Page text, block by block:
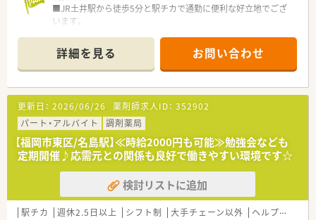
■JR土井駅から徒歩5分と駅チカで通勤に便利な好立地でござ
います。
います。
■薬剤師3名、医療事務1名体制で、協力しながら業務を行ってい
ます。
【募集背景と求める人物像について】
■今後の体制強化と店舗運営のため、欠員補充での募集となりま
す。
■今回は管理薬剤師候補として、意欲のある方を積極的に募集し
ています。
■人柄を重視するため、経験や年齢に関わらずご応募いただけま
す。
【法人特徴について】
■佐賀県を中心に九州・関東に80店舗以上展開する創業100年の
詳細を見る お問い合わせ
更新日： 2026/06/26 薬剤師求人ID： 352902
パート・アルバイト
調剤薬局
【福岡市東区/名島駅】≪時給2000円も可能≫勉強会なども
定期開催♪応需元との関係も良好で働きやすい環境です☆
検討リストに追加
駅チカ 週休2.5日以上 シフト制 大手チェーン以外 ヘルプ体制充実